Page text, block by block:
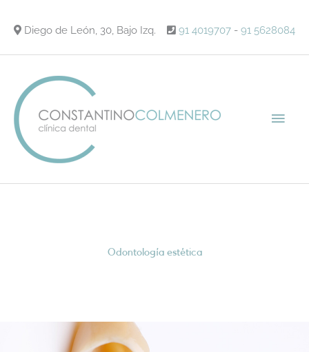
Diego de León, 30, Bajo Izq. 91 4019707 - 91 5628084
Odontología estética